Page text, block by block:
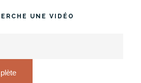
UNE VIDÉO